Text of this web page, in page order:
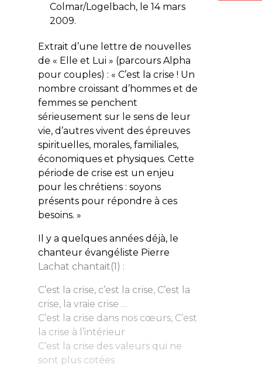
Colmar/Logelbach, le 14 mars
2009.
Extrait d’une lettre de nouvelles
de « Elle et Lui » (parcours Alpha
pour couples) : « C’est la crise ! Un
nombre croissant d’hommes et de
femmes se penchent
sérieusement sur le sens de leur
vie, d’autres vivent des épreuves
spirituelles, morales, familiales,
économiques et physiques. Cette
période de crise est un enjeu
pour les chrétiens : soyons
présents pour répondre à ces
besoins. »
Il y a quelques années déjà, le
chanteur évangéliste Pierre
Lachat chantait(1) :
C’est la crise, c’est la crise, C’est la
crise, la vraie crise …
C’est la crise dans nos cœurs, C’est
la crise à l’intérieur
C’est la crise des valeurs qui ne
sont plus cotées